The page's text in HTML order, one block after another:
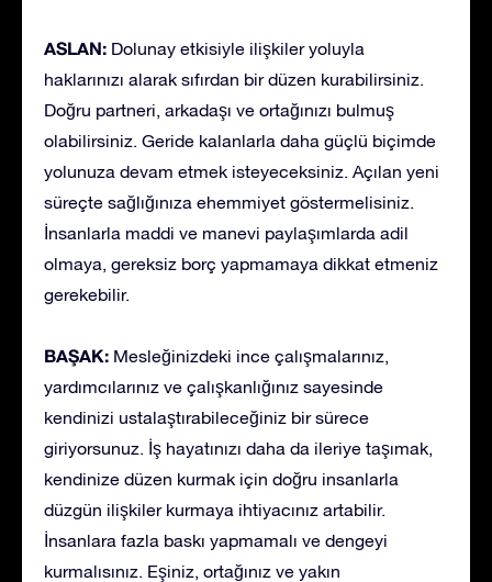
ASLAN: Dolunay etkisiyle ilişkiler yoluyla
haklarınızı alarak sıfırdan bir düzen kurabilirsiniz.
Doğru partneri, arkadaşı ve ortağınızı bulmuş
olabilirsiniz. Geride kalanlarla daha güçlü biçimde
yolunuza devam etmek isteyeceksiniz. Açılan yeni
süreçte sağlığınıza ehemmiyet göstermelisiniz.
İnsanlarla maddi ve manevi paylaşımlarda adil
olmaya, gereksiz borç yapmamaya dikkat etmeniz
gerekebilir.
BAŞAK: Mesleğinizdeki ince çalışmalarınız,
yardımcılarınız ve çalışkanlığınız sayesinde
kendinizi ustalaştırabileceğiniz bir sürece
giriyorsunuz. İş hayatınızı daha da ileriye taşımak,
kendinize düzen kurmak için doğru insanlarla
düzgün ilişkiler kurmaya ihtiyacınız artabilir.
İnsanlara fazla baskı yapmamalı ve dengeyi
kurmalısınız. Eşiniz, ortağınız ve yakın